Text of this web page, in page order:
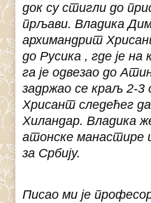
док су стигли до
прљави. Владика
архимандрит
до Русика , где је на
га је одвезао до
задржао се краљ 2-3
Хрисант следећег
Хиландар. Владика
атонске манастире
за Србију.
Писао ми је